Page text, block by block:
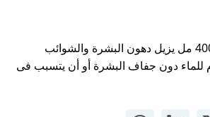
غارنييه ماء ميسيلار 400 مل يزيل دهون البشرة والشوائب
للماء دون جفاف البشرة أو أن يتسبب فى